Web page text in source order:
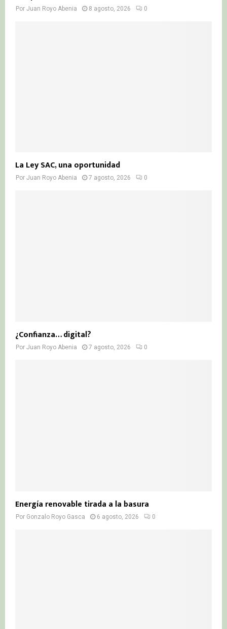
Por Juan Royo Abenia 8 agosto, 2026 0
La Ley SAC, una oportunidad
Por Juan Royo Abenia 7 agosto, 2026 0
¿Confianza… digital?
Por Juan Royo Abenia 7 agosto, 2026 0
Energía renovable tirada a la basura
Por Gonzalo Royo Gasca 6 agosto, 2026 0